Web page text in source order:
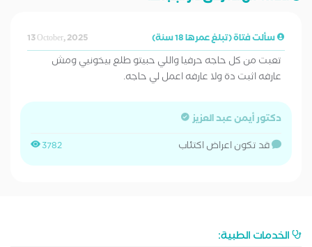
سألت فتاة (تبلغ عمرها 18 سنة) 13 October, 2025
تعبت من كل حاجه حرفيا واللي حبيتو طلع بيخونيي ومش
عارفه اثبت دة ولا عارفه اعمل لي حاجه.
دكتور أيمن عبد العزيز
3782 قد تكون اعراض اكتئاب
الخدمات الطبية: